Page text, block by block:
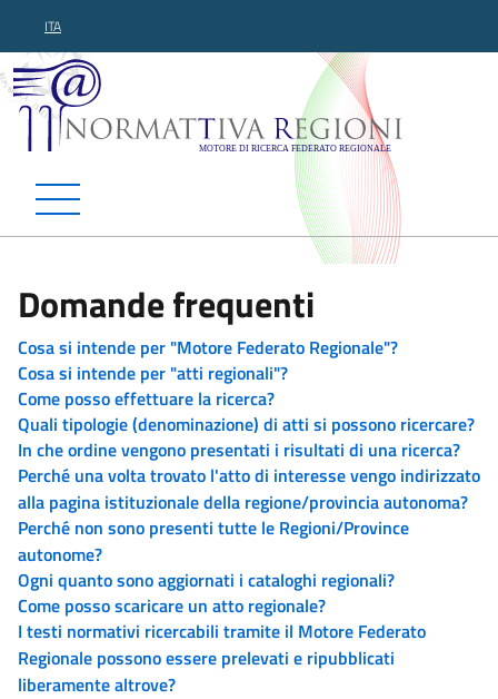
ITA
Normattiva Regioni -
Domande frequenti
Cosa si intende per "Motore Federato Regionale"?
Cosa si intende per "atti regionali"?
Come posso effettuare la ricerca?
Quali tipologie (denominazione) di atti si possono ricercare?
In che ordine vengono presentati i risultati di una ricerca?
Perché una volta trovato l'atto di interesse vengo indirizzato
alla pagina istituzionale della regione/provincia autonoma?
Perché non sono presenti tutte le Regioni/Province
autonome?
Ogni quanto sono aggiornati i cataloghi regionali?
Come posso scaricare un atto regionale?
I testi normativi ricercabili tramite il Motore Federato
Regionale possono essere prelevati e ripubblicati
liberamente altrove?